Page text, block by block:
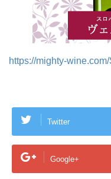
https://mighty-
Twitter
Google+